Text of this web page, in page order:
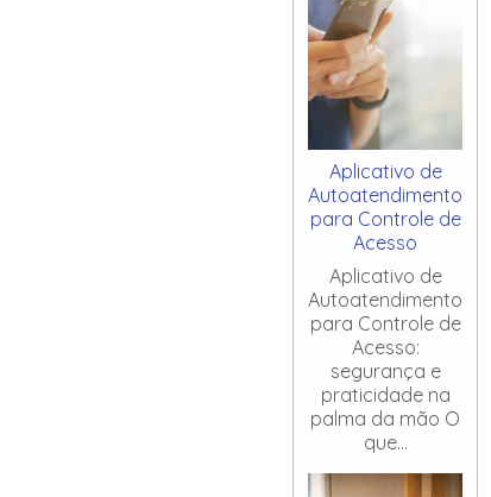
Aplicativo de
Autoatendimento
para Controle de
Acesso
Aplicativo de
Autoatendimento
para Controle de
Acesso:
segurança e
praticidade na
palma da mão O
que...